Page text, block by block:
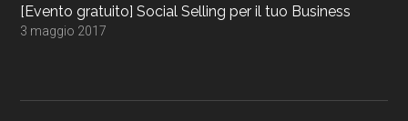
[Evento gratuito] Social Selling per il tuo Business
3 maggio 2017